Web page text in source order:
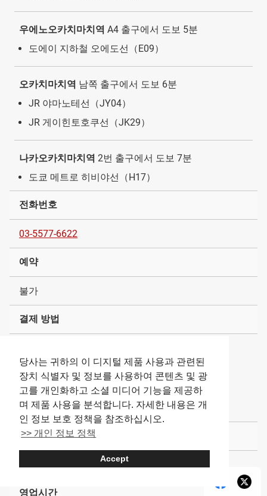
당사는 귀하의 이 디지털 제품 사용과 관련된
장치 식별자 및 정보를 사용하여 콘텐츠 및 광
고를 개인화하고 소셜 미디어 기능을 제공하
며 제품 사용을 분석합니다. 자세한 내용은 개
인 정보 보호 정책을 참조하십시오.
>> 개인 정보 정책
Accept
우에노오카치마치역 A4 출구에서 도보 5분
도에이 지하철 오에도선（E09）
오카치마치역 남쪽 출구에서 도보 6분
JR 야마노테선（JY04）
JR 게이힌토호쿠선（JK29）
나카오카치마치역 2번 출구에서 도보 7분
도쿄 메트로 히비야선（H17）
전화번호
03-5577-6622
예약
불가
결제 방법
신용카드 가능（American Express・JCB）
전자 화폐 불가
QR 코드 결제 불가
서비스료・좌석료
영업시간